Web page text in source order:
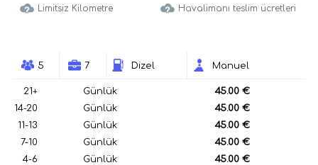
Limitsiz Kilometre
Havalimanı teslim ücretleri
5 7 Dizel Manuel
21+
Günlük
14-20
Günlük
11-13
Günlük
7-10
Günlük
4-6
Günlük
45.00 €
45.00 €
45.00 €
45.00 €
45.00 €